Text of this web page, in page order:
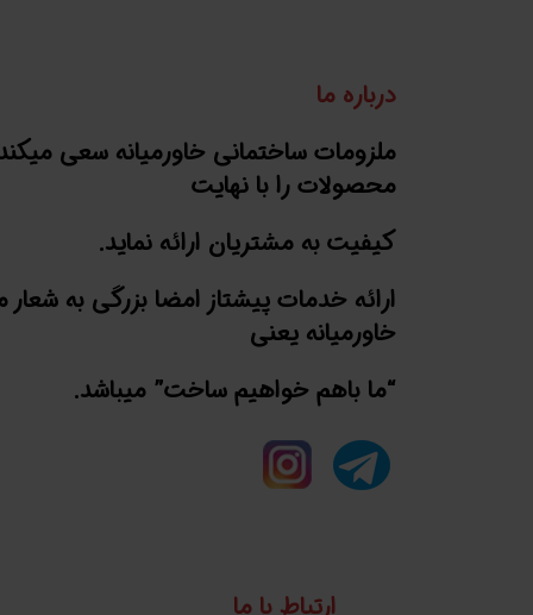
درباره ما
ملزومات ساختمانی خاورمیانه سعی
محصولات را با نهایت
کیفیت به مشتریان ارائه نماید.
ارائه خدمات پیشتاز امضا بزرگی به شعار
خاورمیانه یعنی
“ما باهم خواهیم ساخت” میباشد.
ارتباط با ما